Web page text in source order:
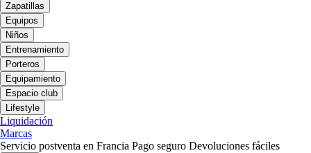
Zapatillas
Equipos
Niños
Entrenamiento
Porteros
Equipamiento
Espacio club
Lifestyle
Liquidación
Marcas
Servicio postventa en Francia Pago seguro Devoluciones fáciles